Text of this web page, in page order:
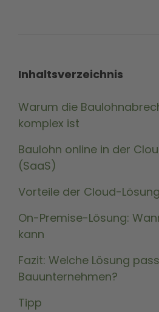
Inhaltsverzeichnis
Warum die
komplex ist
Baulohn online in der
(SaaS)
Vorteile der Cloud-
On-Premise-Lösung:
kann
Fazit: Welche Lösung
Bauunternehmen?
Tipp